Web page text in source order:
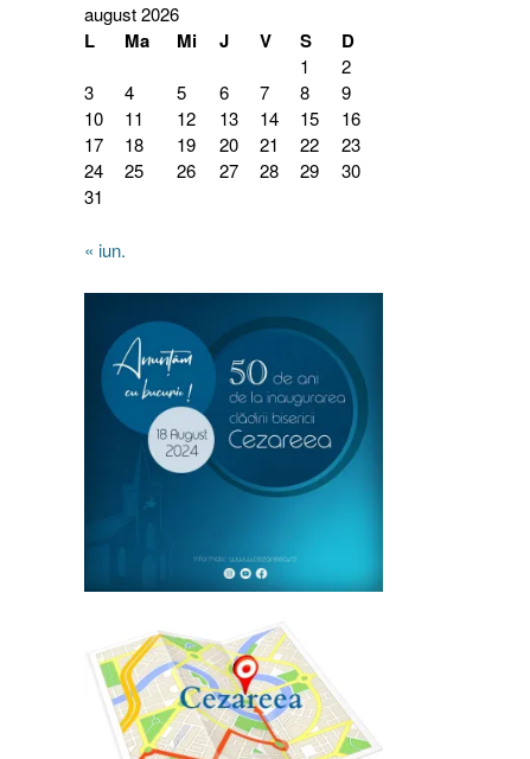
august 2026
L Ma Mi J V S D
1
2
3
4 5 6 7 8
9
10
11 12 13 14 15
16
17
18 19 20 21 22
23
24
25 26 27 28 29
30
31
« iun.